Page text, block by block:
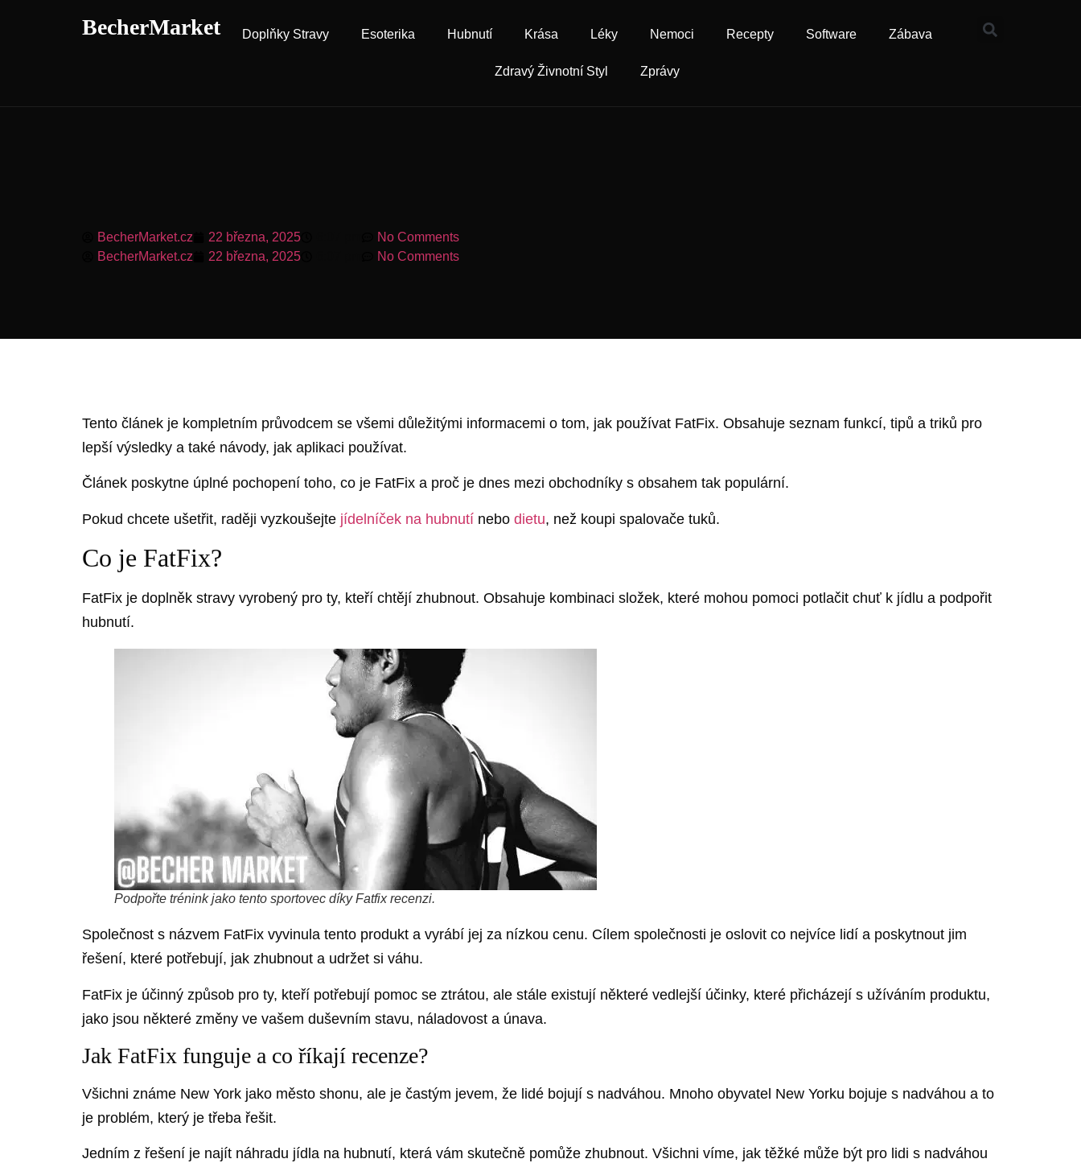
BecherMarket Doplňky Stravy Esoterika Hubnutí Krása Léky Nemoci Recepty Software Zábava
Zdravý Živnotní Styl Zprávy
BecherMarket.cz 22 března, 2025
No Comments
BecherMarket.cz
22 března, 2025 No Comments
Tento článek je kompletním průvodcem se všemi důležitými informacemi o tom, jak používat FatFix. Obsahuje seznam funkcí, tipů a triků pro
lepší výsledky a také návody, jak aplikaci používat.
Článek poskytne úplné pochopení toho, co je FatFix a proč je dnes mezi obchodníky s obsahem tak populární.
Pokud chcete ušetřit, raději vyzkoušejte jídelníček na hubnutí nebo dietu, než koupi spalovače tuků.
Co je FatFix?
FatFix je doplněk stravy vyrobený pro ty, kteří chtějí zhubnout. Obsahuje kombinaci složek, které mohou pomoci potlačit chuť k jídlu a podpořit
hubnutí.
Podpořte trénink jako tento sportovec díky Fatfix recenzi.
Společnost s názvem FatFix vyvinula tento produkt a vyrábí jej za nízkou cenu. Cílem společnosti je oslovit co nejvíce lidí a poskytnout jim
řešení, které potřebují, jak zhubnout a udržet si váhu.
FatFix je účinný způsob pro ty, kteří potřebují pomoc se ztrátou, ale stále existují některé vedlejší účinky, které přicházejí s užíváním produktu,
jako jsou některé změny ve vašem duševním stavu, náladovost a únava.
Jak FatFix funguje a co říkají recenze?
Všichni známe New York jako město shonu, ale je častým jevem, že lidé bojují s nadváhou. Mnoho obyvatel New Yorku bojuje s nadváhou a to
je problém, který je třeba řešit.
Jedním z řešení je najít náhradu jídla na hubnutí, která vám skutečně pomůže zhubnout. Všichni víme, jak těžké může být pro lidi s nadváhou